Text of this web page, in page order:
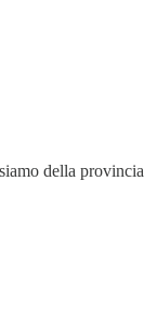
della provincia